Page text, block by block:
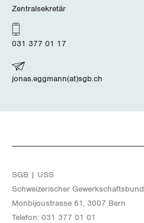
Zentralsekretär
031 377 01 17
jonas.eggmann(at)sgb.ch
SGB | USS
Schwei­ze­ri­scher Ge­werk­schafts­bund
Mon­bi­joustras­se 61, 3007 Bern
Te­le­fon: 031 377 01 01